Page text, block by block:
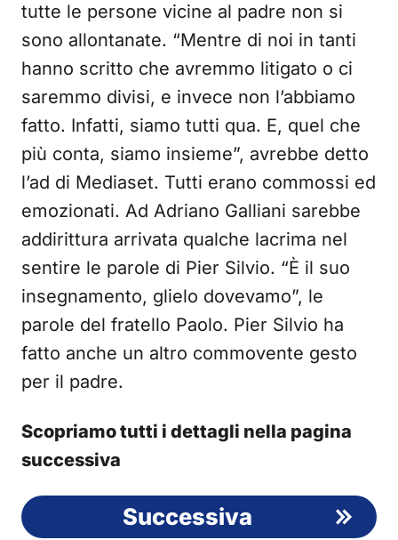
tutte le persone vicine al padre non si
sono allontanate. “Mentre di noi in tanti
hanno scritto che avremmo litigato o ci
saremmo divisi, e invece non l’abbiamo
fatto. Infatti, siamo tutti qua. E, quel che
più conta, siamo insieme”, avrebbe detto
l’ad di Mediaset. Tutti erano commossi ed
emozionati. Ad Adriano Galliani sarebbe
addirittura arrivata qualche lacrima nel
sentire le parole di Pier Silvio. “È il suo
insegnamento, glielo dovevamo”, le
parole del fratello Paolo. Pier Silvio ha
fatto anche un altro commovente gesto
per il padre.
Scopriamo tutti i dettagli nella pagina
successiva
Successiva